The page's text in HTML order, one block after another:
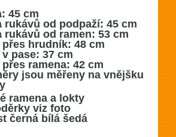
45 cm
rukávů od podpaží: 45 cm
rukávů od ramen: 53 cm
přes hrudník: 48 cm
pase: 37 cm
ramena: 42 cm
jsou měřeny na vnějšku
ramena a lokty
viz foto
černá bílá šedá